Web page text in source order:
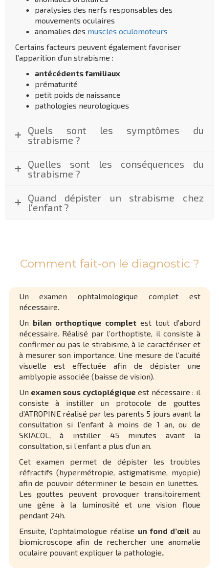
paralysies des nerfs responsables des
mouvements oculaires
anomalies des muscles oculomoteurs
Certains facteurs peuvent également favoriser
l’apparition d’un strabisme :
antécédents familiaux
prématurité
petit poids de naissance
pathologies neurologiques
Quels sont les symptômes du
strabisme ?
Quelles sont les conséquences du
strabisme ?
Quand dépister un strabisme chez
l'enfant ?
Comment fait-on le diagnostic ?
Un examen ophtalmologique complet est
nécessaire.
Un bilan orthoptique completest tout d’abord
nécessaire. Réalisé par l’orthoptiste, il consiste à
confirmer ou pas le strabisme, à le caractériser et
à mesurer son importance. Une mesure de l’acuité
visuelle est effectuée afin de dépister une
amblyopie associée (baisse de vision).
Un examen sous cycloplégique est nécessaire : il
consiste à instiller un protocole de gouttes
d’ATROPINE réalisé par les parents 5 jours avant la
consultation si l’enfant à moins de 1 an, ou de
SKIACOL, à instiller 45 minutes avant la
consultation, si l’enfant a plus d’un an.
Cet examen permet de dépister les troubles
réfractifs (hypermétropie, astigmatisme, myopie)
afin de pouvoir déterminer le besoin en lunettes.
Les gouttes peuvent provoquer transitoirement
une gêne à la luminosité et une vision floue
pendant 24h.
Ensuite, l’ophtalmologue réalise un fond d’œil au
biomicroscope afin de rechercher une anomalie
oculaire pouvant expliquer la pathologie.